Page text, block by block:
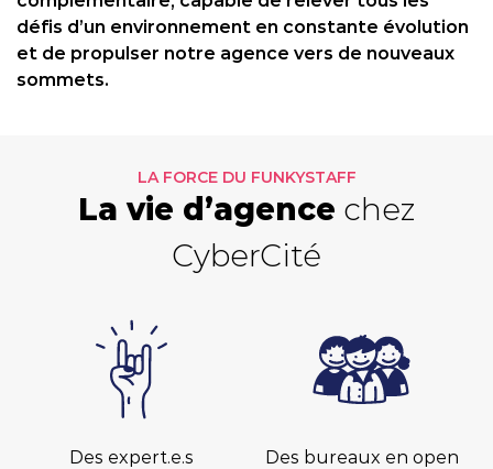
LIRE LA VIDÉO
défis d’un environnement en constante évolution
et de propulser notre agence vers de nouveaux
sommets.
LA FORCE DU FUNKYSTAFF
La vie d’agence chez
CyberCité
Des expert.e.s
Des bureaux en open